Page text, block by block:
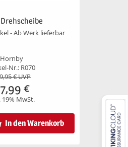
Drehscheibe
- Ab Werk lieferbar
Hornby
Nr.: R070
€ UVP
€
19% MwSt.
In den Warenkorb